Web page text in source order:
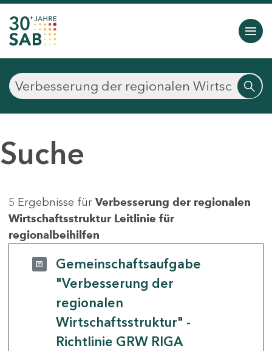
Suche
5 Ergebnisse für Verbesserung der regionalen
Wirtschaftsstruktur Leitlinie für
regionalbeihilfen
Gemeinschaftsaufgabe
"Verbesserung der
regionalen
Wirtschaftsstruktur" -
Richtlinie GRW RIGA